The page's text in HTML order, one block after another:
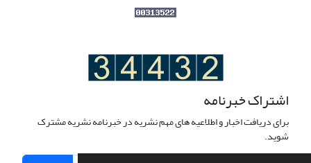
اشتراک خبرنامه
برای دریافت اخبار و اطلاعیه های مهم نشریه در خبرنامه نشریه مشترک
شوید.